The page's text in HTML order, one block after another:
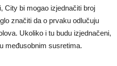
City bi mogao izjednačiti broj
značiti da o prvaku odlučuju
Ukoliko i tu budu izjednačeni,
međusobnim susretima.